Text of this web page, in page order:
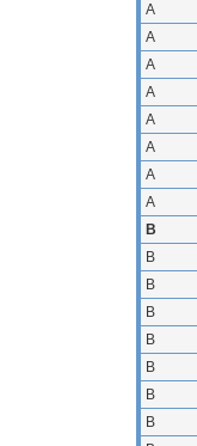
A
A
A
A
A
A
A
A
B
B
B
B
B
B
B
B